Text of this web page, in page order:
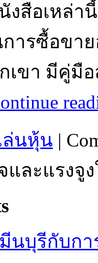
สือเหล่า
การซื้อขา
เขา มีคู่มื
ล่นหุ้น |
และแรงจู
นบุรีกับกา